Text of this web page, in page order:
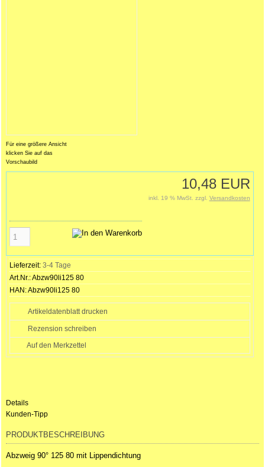
Für eine größere Ansicht
klicken Sie auf das
Vorschaubild
10,48 EUR
inkl. 19 % MwSt. zzgl. Versandkosten
Lieferzeit: 3-4 Tage
Art.Nr.:Abzw90li125 80
HAN:Abzw90li125 80
Artikeldatenblatt drucken
Rezension schreiben
Details
Kunden-Tipp
PRODUKTBESCHREIBUNG
Abzweig 90° 125 80 mit Lippendichtung